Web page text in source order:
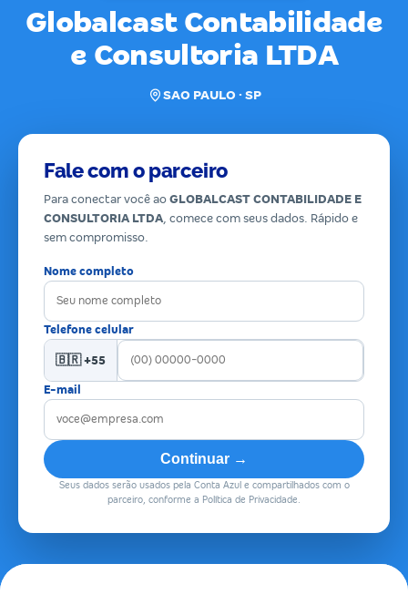
Globalcast Contabilidade
e Consultoria LTDA
SAO PAULO · SP
Fale com o parceiro
Para conectar você ao GLOBALCAST CONTABILIDADE E
CONSULTORIA LTDA, comece com seus dados. Rápido e
sem compromisso.
Nome completo
Telefone celular
🇧🇷 +55
E-mail
Continuar →
Seus dados serão usados pela Conta Azul e compartilhados com o
parceiro, conforme a Política de Privacidade.